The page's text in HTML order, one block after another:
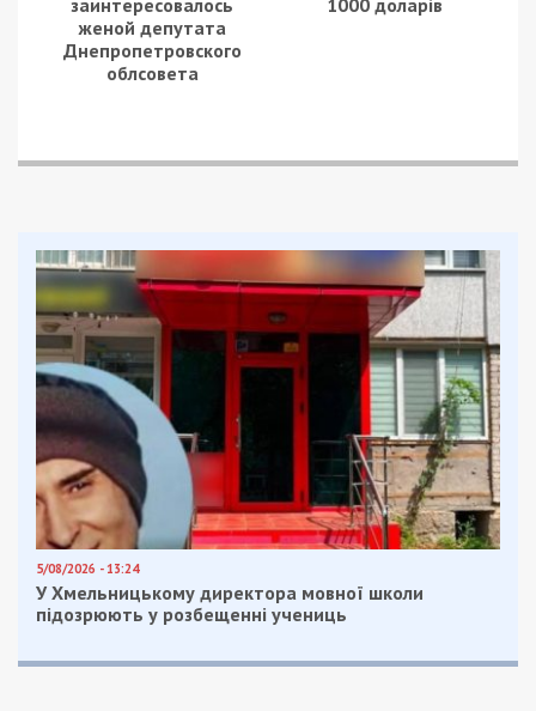
Facebook
Telegram
Twitter
WhatsApp
ViberEmail
Категории:Суспільство| Метки:
Владимир Зеленский,война,война с
Россией
Рекламні блоки дають нам змогу
залишатися незалежними ЗМІ, а вам -
отримувати найсвіжіші новини під ними.
Приєднуйтесь також до 49000 в Google News. Слідкуйте
за останніми новинами!